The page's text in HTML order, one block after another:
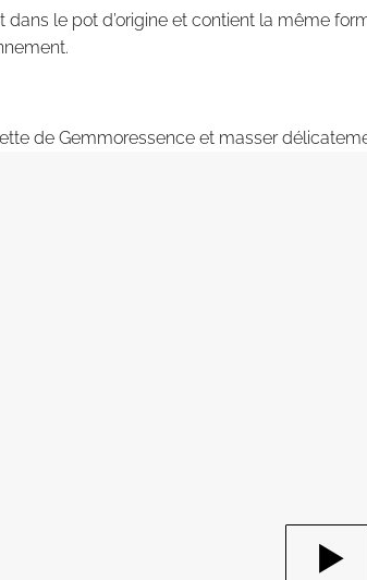
dans le pot d’origine et contient la même
de Gemmoressence et masser